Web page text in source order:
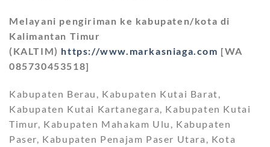
Melayani pengiriman ke kabupaten/kota di
Kalimantan Timur
(KALTIM) https://www.markasniaga.com [WA
085730453518]
Kabupaten Berau, Kabupaten Kutai Barat,
Kabupaten Kutai Kartanegara, Kabupaten Kutai
Timur, Kabupaten Mahakam Ulu, Kabupaten
Paser, Kabupaten Penajam Paser Utara, Kota